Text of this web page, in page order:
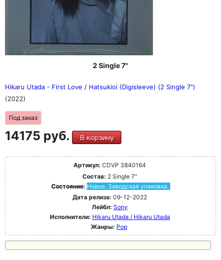
2 Single 7"
Hikaru Utada - First Love / Hatsukioi (Digisleeve) (2 Single 7")
(2022)
Под заказ
14175 руб. В корзину
Артикул: CDVP 3840164
Состав: 2 Single 7"
Состояние: Новое. Заводская упаковка.
Дата релиза: 09-12-2022
Лейбл: Sony
Исполнители: Hikaru Utada / Hikaru Utada
Жанры: Pop